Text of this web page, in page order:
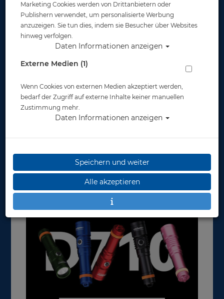
Marketing Cookies werden von Drittanbietern oder
Publishern verwendet, um personalisierte Werbung
anzuzeigen. Sie tun dies, indem sie Besucher über Websites
hinweg verfolgen.
Daten Informationen anzeigen
Externe Medien (1)
Wenn Cookies von externen Medien akzeptiert werden,
bedarf der Zugriff auf externe Inhalte keiner manuellen
Zustimmung mehr.
Daten Informationen anzeigen
Speichern und weiter
Alle akzeptieren